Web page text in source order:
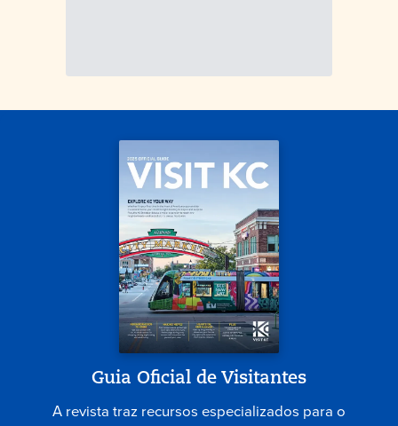
Guia Oficial de Visitantes
A revista traz recursos especializados para o